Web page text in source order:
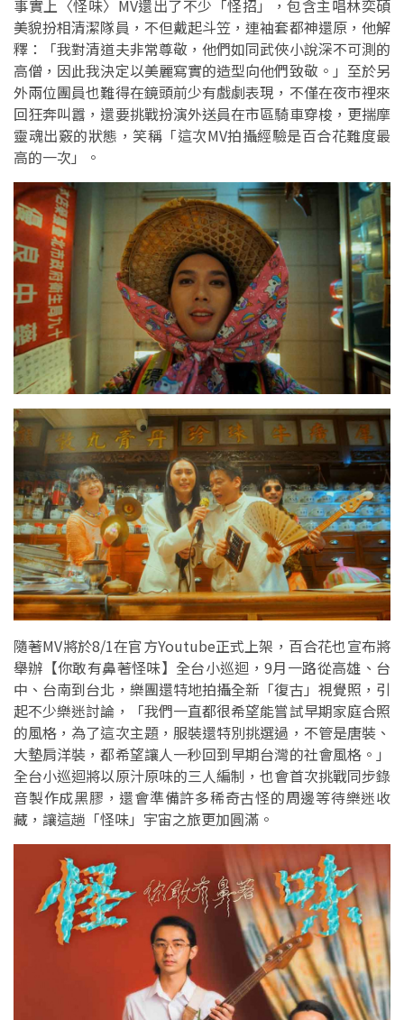
事實上〈怪味〉MV還出了不少「怪招」，包含主唱林奕碩
美貌扮相清潔隊員，不但戴起斗笠，連袖套都神還原，他解
釋：「我對清道夫非常尊敬，他們如同武俠小說深不可測的
高僧，因此我決定以美麗寫實的造型向他們致敬。」至於另
外兩位團員也難得在鏡頭前少有戲劇表現，不僅在夜市裡來
回狂奔叫囂，還要挑戰扮演外送員在市區騎車穿梭，更揣摩
靈魂出竅的狀態，笑稱「這次MV拍攝經驗是百合花難度最
高的一次」。
隨著MV將於8/1在官方Youtube正式上架，百合花也宣布將
舉辦【你敢有鼻著怪味】全台小巡迴，9月一路從高雄、台
中、台南到台北，樂團還特地拍攝全新「復古」視覺照，引
起不少樂迷討論，「我們一直都很希望能嘗試早期家庭合照
的風格，為了這次主題，服裝還特別挑選過，不管是唐裝、
大墊肩洋裝，都希望讓人一秒回到早期台灣的社會風格。」
全台小巡迴將以原汁原味的三人編制，也會首次挑戰同步錄
音製作成黑膠，還會準備許多稀奇古怪的周邊等待樂迷收
藏，讓這趟「怪味」宇宙之旅更加圓滿。